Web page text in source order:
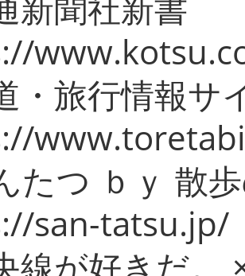
・旅行情報サ
たつ ｂｙ 散
san-tatsu.jp/
線が好きだ。